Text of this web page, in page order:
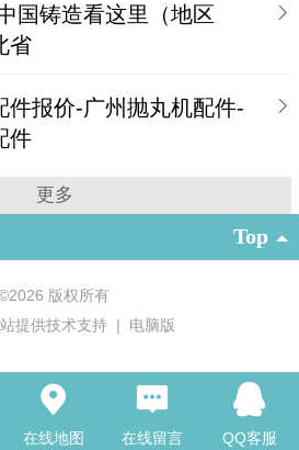
国铸造看这里（地区
省
件报价-广州抛丸机配件-
件
更多
Top
2026 版权所有
提供技术支持
| 电脑版
在线地图 在线留言 QQ客服